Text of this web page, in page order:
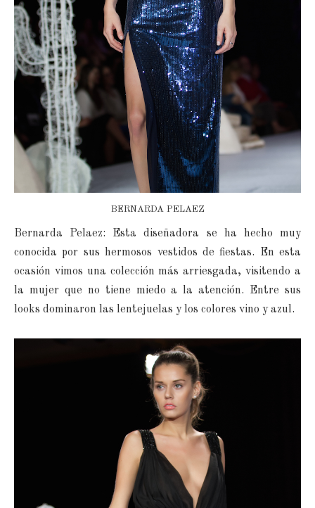
BERNARDA PELAEZ
Bernarda Pelaez: Esta diseñadora se ha hecho muy
conocida por sus hermosos vestidos de fiestas. En esta
ocasión vimos una colección más arriesgada, visitendo a
la mujer que no tiene miedo a la atención. Entre sus
looks dominaron las lentejuelas y los colores vino y azul.